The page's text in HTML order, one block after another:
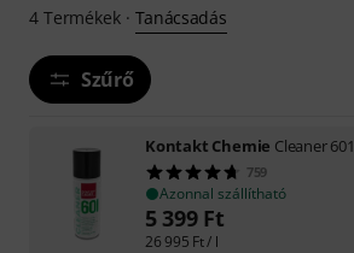
4 Termékek· Tanácsadás
Szűrő
Kontakt Chemie Cleaner 601
759
Azonnal szállítható
5 399 Ft
26 995 Ft/ l